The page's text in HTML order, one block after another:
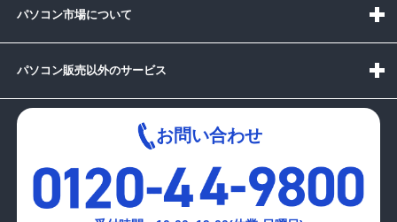
パソコン市場について
パソコン販売以外のサービス
お問い合わせ